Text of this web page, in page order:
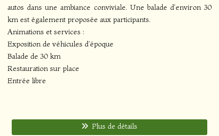
autos dans une ambiance conviviale. Une balade d'environ 30
km est également proposée aux participants.
Animations et services :
Exposition de véhicules d'époque
Balade de 30 km
Restauration sur place
Entrée libre
Plus de détails